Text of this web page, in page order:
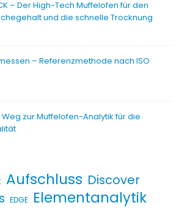
– Der High-Tech Muffelofen für den
und die schnelle Trocknung
– Referenzmethode nach ISO
zur Muffelofen-Analytik für die
Aufschluss Discover
EDGE Elementanalytik